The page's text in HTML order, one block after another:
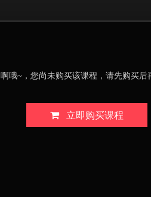
啊哦~，您尚未购买该课程，请先购买后
立即购买课程